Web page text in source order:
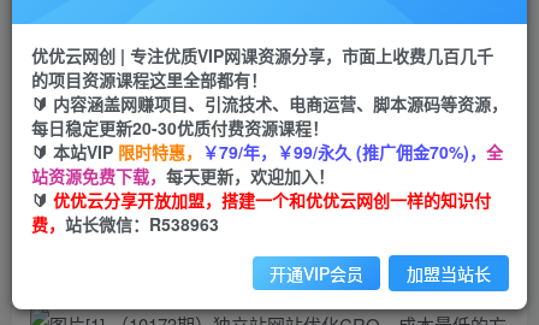
会员专属资源
会员免费
您暂无购买权限，请先开通会员
开通会员
优优云网创 | 专注优质VIP网课资源分享，市面上收费几百几千
的项目资源课程这里全部都有！
🔰 内容涵盖网赚项目、引流技术、电商运营、脚本源码等资源，
每日稳定更新20-30优质付费资源课程！
🔰 本站VIP 限时特惠， ￥79/年，￥99/永久 (推广佣金70%)， 全
站资源免费下载， 每天更新，欢迎加入！
🔰 优优云分享开放加盟，搭建一个和优优云网创一样的知识付
费， 站长微信：R538963
开通VIP会员 加盟当站长